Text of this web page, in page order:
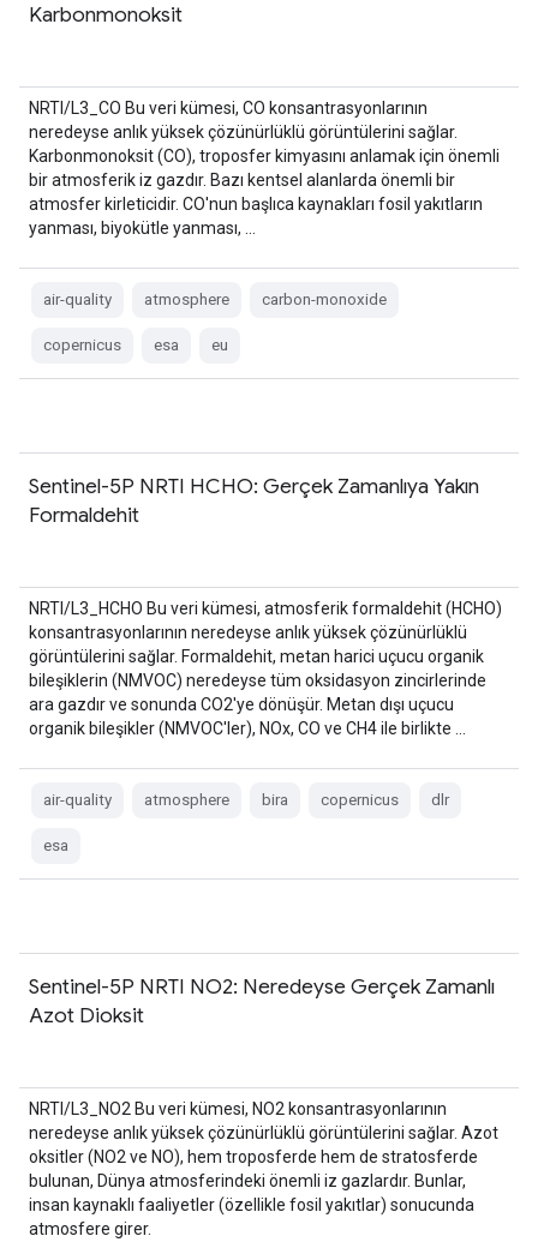
Karbonmonoksit
NRTI/L3_CO Bu veri kümesi, CO konsantrasyonlarının
neredeyse anlık yüksek çözünürlüklü görüntülerini sağlar.
Karbonmonoksit (CO), troposfer kimyasını anlamak için önemli
bir atmosferik iz gazdır. Bazı kentsel alanlarda önemli bir
atmosfer kirleticidir. CO'nun başlıca kaynakları fosil yakıtların
yanması, biyokütle yanması, …
air-quality atmosphere carbon-monoxide
copernicus esa eu
Sentinel-5P NRTI HCHO: Gerçek Zamanlıya Yakın
Formaldehit
NRTI/L3_HCHO Bu veri kümesi, atmosferik formaldehit (HCHO)
konsantrasyonlarının neredeyse anlık yüksek çözünürlüklü
görüntülerini sağlar. Formaldehit, metan harici uçucu organik
bileşiklerin (NMVOC) neredeyse tüm oksidasyon zincirlerinde
ara gazdır ve sonunda CO2'ye dönüşür. Metan dışı uçucu
organik bileşikler (NMVOC'ler), NOx, CO ve CH4 ile birlikte …
air-quality atmosphere bira copernicus dlr
esa
Sentinel-5P NRTI NO2: Neredeyse Gerçek Zamanlı
Azot Dioksit
NRTI/L3_NO2 Bu veri kümesi, NO2 konsantrasyonlarının
neredeyse anlık yüksek çözünürlüklü görüntülerini sağlar. Azot
oksitler (NO2 ve NO), hem troposferde hem de stratosferde
bulunan, Dünya atmosferindeki önemli iz gazlardır. Bunlar,
insan kaynaklı faaliyetler (özellikle fosil yakıtlar) sonucunda
atmosfere girer.